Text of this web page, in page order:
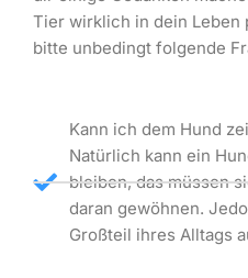
Tier wirklich in dein Leben
bitte unbedingt folgende
Kann ich dem Hund
Natürlich kann ein
bleiben, das müssen
daran gewöhnen.
Großteil ihres Alltags